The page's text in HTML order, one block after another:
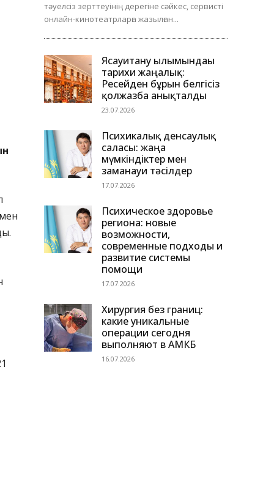
тәуелсіз зерттеуінің дерегіне сәйкес, сервисті
онлайн-кинотеатрларға жазылған...
Ясауитану ғылымындағы
тарихи жаңалық:
Ресейден бұрын белгісіз
қолжазба анықталды
23.07.2026
Психикалық денсаулық
саласы: жаңа
мүмкіндіктер мен
заманауи тәсілдер
17.07.2026
Психическое здоровье
региона: новые
возможности,
современные подходы и
развитие системы
помощи
17.07.2026
Хирургия без границ:
какие уникальные
операции сегодня
выполняют в АМКБ
16.07.2026